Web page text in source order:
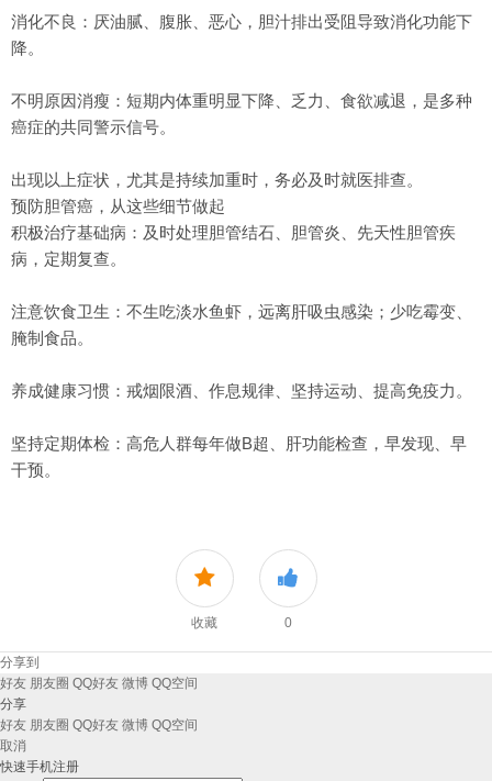
消化不良：厌油腻、腹胀、恶心，胆汁排出受阻导致消化功能下
降。
不明原因消瘦：短期内体重明显下降、乏力、食欲减退，是多种
癌症的共同警示信号。
出现以上症状，尤其是持续加重时，务必及时就医排查。
预防胆管癌，从这些细节做起
积极治疗基础病：及时处理胆管结石、胆管炎、先天性胆管疾
病，定期复查。
注意饮食卫生：不生吃淡水鱼虾，远离肝吸虫感染；少吃霉变、
腌制食品。
养成健康习惯：戒烟限酒、作息规律、坚持运动、提高免疫力。
坚持定期体检：高危人群每年做B超、肝功能检查，早发现、早
干预。
收藏 0
分享到
好友 朋友圈 QQ好友 微博 QQ空间
分享
好友 朋友圈 QQ好友 微博 QQ空间
取消
快速手机注册